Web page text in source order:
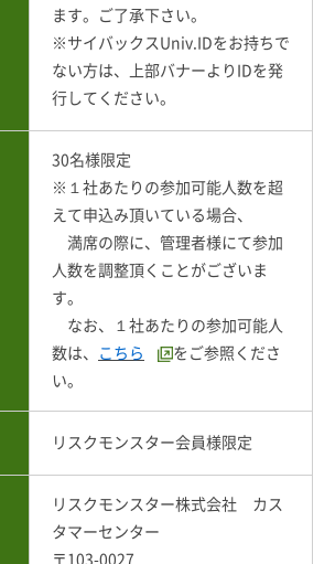
ます。ご了承下さい。
※サイバックスUniv.IDをお持ちで
ない方は、上部バナーよりIDを発
行してください。
30名様限定
※１社あたりの参加可能人数を超
えて申込み頂いている場合、
満席の際に、管理者様にて参加
人数を調整頂くことがございま
す。
なお、１社あたりの参加可能人
数は、
こちら
をご参照くださ
い。
リスクモンスター会員様限定
リスクモンスター株式会社 カス
タマーセンター
〒103-0027